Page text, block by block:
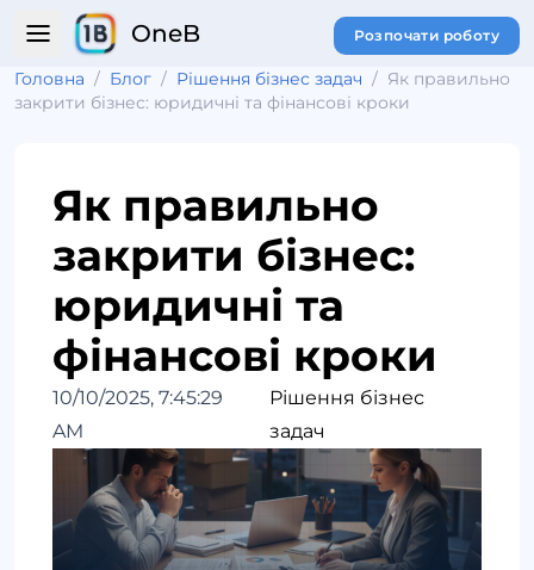
OneB Розпочати роботу
Головна / Блог / Рішення бізнес задач / Як правильно
закрити бізнес: юридичні та фінансові кроки
Як правильно
закрити бізнес:
юридичні та
фінансові кроки
10/10/2025, 7:45:29
AM
Рішення бізнес
задач